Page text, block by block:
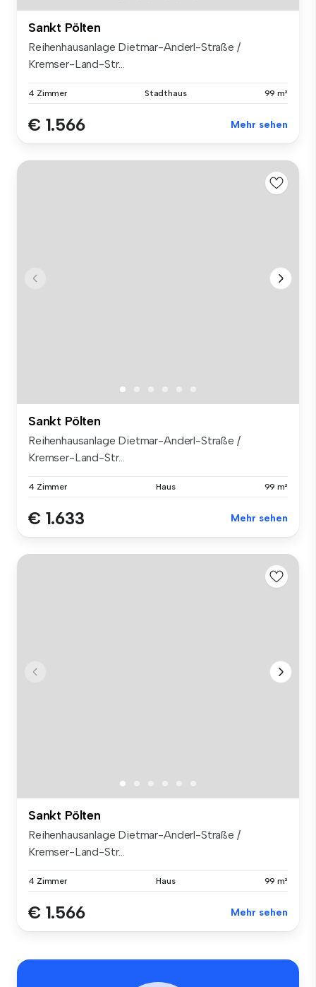
Sankt Pölten
Reihenhausanlage Dietmar-Anderl-Straße /
Kremser-Land-Str...
4 Zimmer Stadthaus 99 m²
€ 1.566 Mehr sehen
Sankt Pölten
Reihenhausanlage Dietmar-Anderl-Straße /
Kremser-Land-Str...
4 Zimmer Haus 99 m²
€ 1.633 Mehr sehen
Sankt Pölten
Reihenhausanlage Dietmar-Anderl-Straße /
Kremser-Land-Str...
4 Zimmer Haus 99 m²
€ 1.566 Mehr sehen